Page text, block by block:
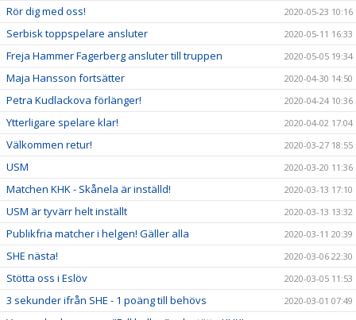
Rör dig med oss! 2020-05-23 10:16
Serbisk toppspelare ansluter 2020-05-11 16:33
Freja Hammer Fagerberg ansluter till truppen 2020-05-05 19:34
Maja Hansson fortsätter 2020-04-30 14:50
Petra Kudlackova förlänger! 2020-04-24 10:36
Ytterligare spelare klar! 2020-04-02 17:04
Välkommen retur! 2020-03-27 18:55
USM 2020-03-20 11:36
Matchen KHK - Skånela är inställd! 2020-03-13 17:10
USM är tyvärr helt inställt 2020-03-13 13:32
Publikfria matcher i helgen! Gäller alla 2020-03-11 20:39
SHE nästa! 2020-03-06 22:30
Stötta oss i Eslöv 2020-03-05 11:53
3 sekunder ifrån SHE - 1 poäng till behövs 2020-03-01 07:49